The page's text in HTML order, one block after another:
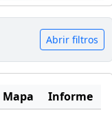
Abrir filtros
Mapa
Informe